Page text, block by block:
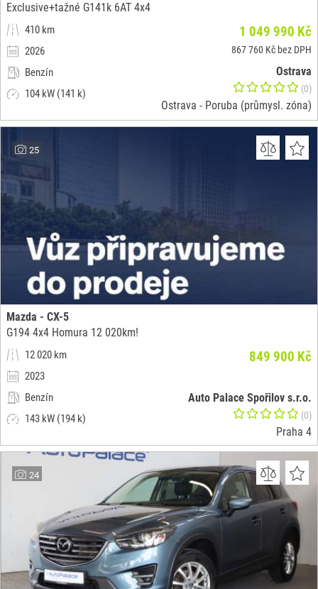
Exclusive+tažné G141k 6AT 4x4
410 km
2026
Benzín
104 kW (141 k)
1 049 990 Kč
867 760 Kč bez DPH
Ostrava
(0)
Ostrava - Poruba (průmysl. zóna)
25
Mazda - CX-5
G194 4x4 Homura 12 020km!
12 020 km
2023
Benzín
143 kW (194 k)
849 900 Kč
Auto Palace Spořilov s.r.o.
(0)
Praha 4
24